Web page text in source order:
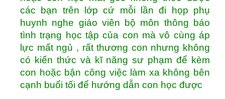
các bạn trên lớp cứ mỗi lần đi họp phụ
huynh nghe giáo viên bộ môn thông báo
tình trạng học tập của con mà vô cùng áp
lực mất ngủ , rất thương con nhưng không
có kiến thức và kĩ năng sư phạm để kèm
con hoặc bận công việc làm xa không bên
cạnh buổi tối để hướng dẫn con học được